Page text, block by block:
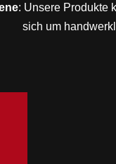
: Unsere Produkte
sich um